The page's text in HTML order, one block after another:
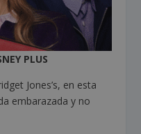
PLUS
Jones’s, en esta
embarazada y no